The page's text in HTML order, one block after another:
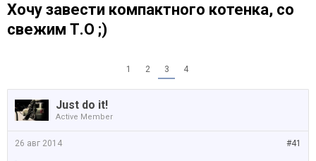
Хочу завести компактного котенка, со
свежим Т.О ;)
1 2 3 4
Just do it!
Active Member
#41
26 авг 2014